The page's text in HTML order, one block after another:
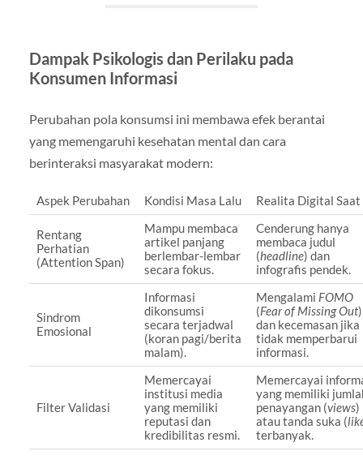
Dampak Psikologis dan Perilaku pada
Konsumen Informasi
Perubahan pola konsumsi ini membawa efek berantai
yang memengaruhi kesehatan mental dan cara
berinteraksi masyarakat modern:
Aspek Perubahan Kondisi Masa Lalu Realita Digital Saat
Rentang
Perhatian
(Attention Span)
Mampu membaca
artikel panjang
berlembar-lembar
secara fokus.
Cenderung hanya
membaca judul
(headline) dan
infografis pendek.
Sindrom
Emosional
Informasi
dikonsumsi
secara terjadwal
(koran pagi/berita
malam).
Mengalami FOMO
(Fear of Missing Out)
dan kecemasan jika
tidak memperbarui
informasi.
Filter Validasi
Memercayai
institusi media
yang memiliki
reputasi dan
kredibilitas resmi.
Memercayai
yang memiliki
penayangan (views)
atau tanda suka (
terbanyak.